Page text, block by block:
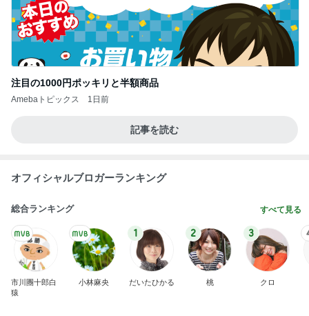
注目の1000円ポッキリと半額商品
Amebaトピックス 1日前
記事を読む
オフィシャルブロガーランキング
総合ランキング すべて見る
市川團十郎白
猿
小林麻央
1
だいたひかる
2
桃
3
クロ